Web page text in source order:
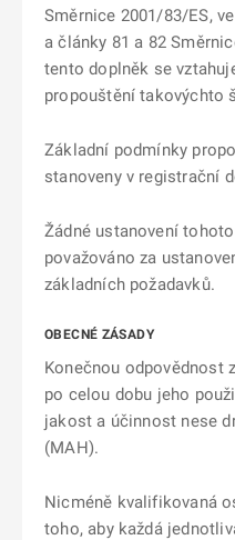
Směrnice 2001/83/ES,
a články 81 a 82
tento doplněk se
propouštění takovýchto
Základní podmínky
stanoveny v registrační
Žádné ustanovení
považováno za
základních požadavků.
OBECNÉ ZÁSADY
Konečnou odpovědnost
po celou dobu jeho
jakost a účinnost nese
(MAH).
Nicméně kvalifikovaná
toho, aby každá